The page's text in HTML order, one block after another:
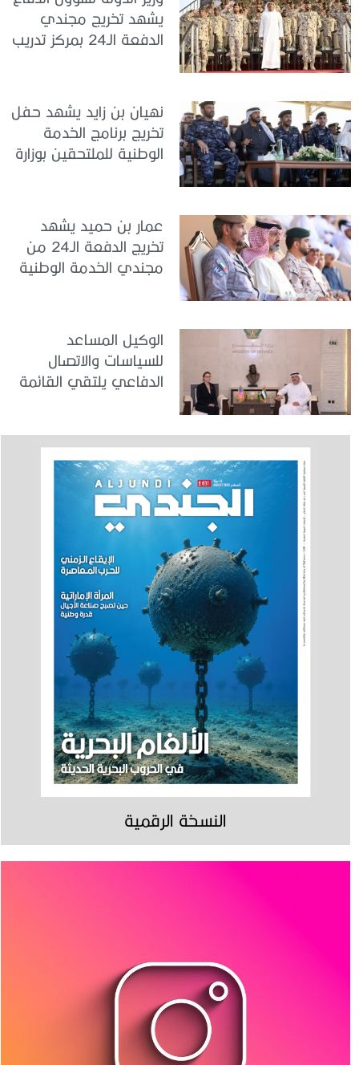
يشهد تخريج مجندي
الدفعة الـ24 بمركز تدريب
نهيان بن زايد يشهد حفل
تخريج برنامج الخدمة
الوطنية للملتحقين بوزارة
عمار بن حميد يشهد
تخريج الدفعة الـ24 من
مجندي الخدمة الوطنية
الوكيل المساعد
للسياسات والاتصال
الدفاعي يلتقي القائمة
النسخة الرقمية